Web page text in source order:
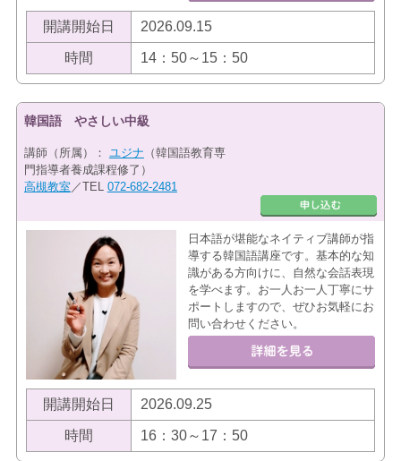
開講開始日 2026.09.15
時間 14：50～15：50
韓国語 やさしい中級
講師（所属）： ユジナ （韓国語教育専
門指導者養成課程修了）
高槻教室 ／TEL 072-682-2481
日本語が堪能なネイティブ講師が指
導する韓国語講座です。基本的な知
識がある方向けに、自然な会話表現
を学べます。お一人お一人丁寧にサ
ポートしますので、ぜひお気軽にお
問い合わせください。
開講開始日 2026.09.25
時間 16：30～17：50